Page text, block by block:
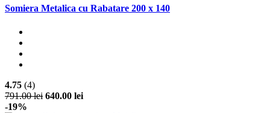
Somiera Metalica cu Rabatare 200 x 140
4.75 (4)
791.00 lei 640.00 lei
-19%